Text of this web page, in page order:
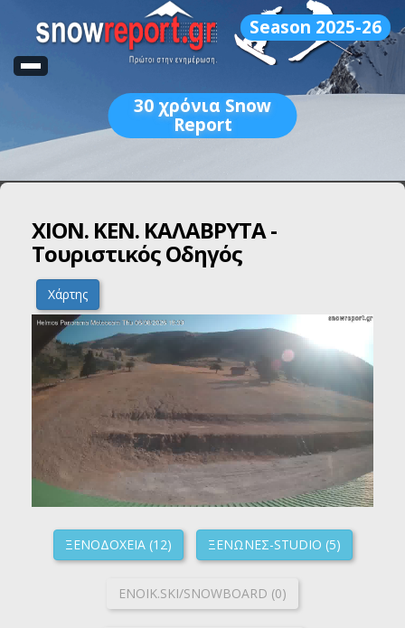
Season 2025-26
30 χρόνια Snow
Report
ΧΙΟΝ. ΚΕΝ. ΚΑΛΑΒΡΥΤΑ -
Τουριστικός Οδηγός
Χάρτης
ΞΕΝΟΔΟΧΕΙΑ (12) ΞΕΝΩΝΕΣ-STUDIO (5)
ΕΝΟΙΚ.SKI/SNOWBOARD (0)